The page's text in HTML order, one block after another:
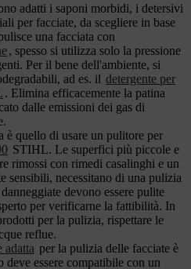
adatti i saponi morbidi, i detersivi
per facciate, da scegliere in base
una facciata con
, spesso si utilizza solo la pressione
Per il bene dell'ambiente, si
ad es. il detergente per
. Elimina efficacemente la patina
dalle emissioni dei gas di
è quello di usare un pulitore per
STIHL. Le superfici più piccole e
rimossi con rimedi casalinghi e un
sensibili, necessitano di una pulizia
devono essere pulite
per verificarne la fattibilità. In
per la pulizia, rispettare le
reflue.
adatta per la pulizia delle facciate è
essere compatibile con un